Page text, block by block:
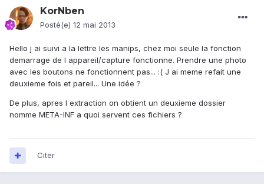
KorNben
Posté(e) 12 mai 2013
Hello j ai suivi a la lettre les manips, chez moi seule la fonction
demarrage de l appareil/capture fonctionne. Prendre une photo
avec les boutons ne fonctionnent pas... :( J ai meme refait une
deuxieme fois et pareil... Une idée ?
De plus, apres l extraction on obtient un deuxieme dossier
nomme META-INF a quoi servent ces fichiers ?
Citer